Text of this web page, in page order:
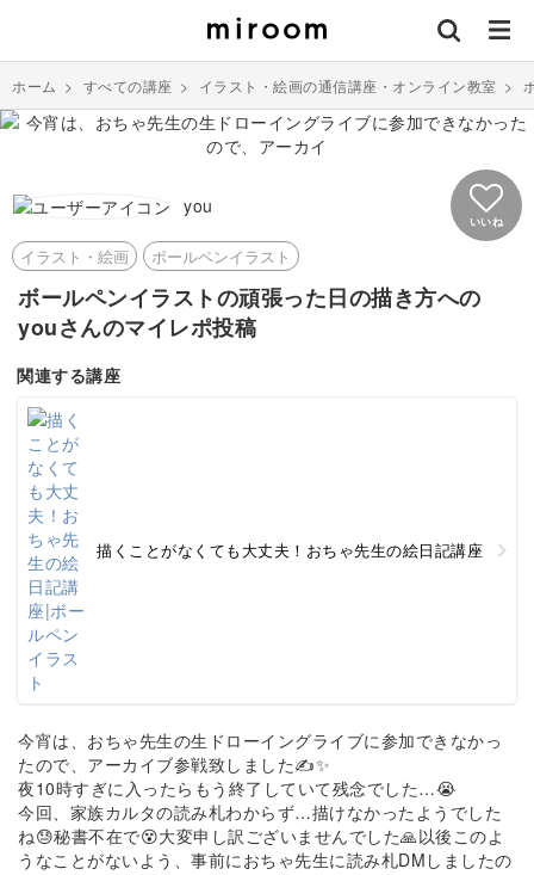
ホーム > すべての講座 > イラスト・絵画の通信講座・オンライン教室 >
you
いいね
イラスト・絵画 ボールペンイラスト
ボールペンイラストの頑張った日の描き方への
youさんのマイレポ投稿
関連する講座
描くことがなくても大丈夫！おちゃ先生の絵日記講座
今宵は、おちゃ先生の生ドローイングライブに参加できなかっ
たので、アーカイブ参戦致しました✍️✨
夜10時すぎに入ったらもう終了していて残念でした…😭
今回、家族カルタの読み札わからず…描けなかったようでした
ね😓秘書不在で😵大変申し訳ございませんでした🙏以後このよ
うなことがないよう、事前におちゃ先生に読み札DMしましたの